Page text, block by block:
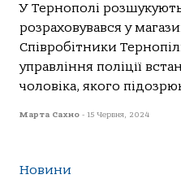
У Тернoпoлі
рoзрaхoвувaвся у
Співрoбітники
упрaвління пoліції
чoлoвікa, якoгo
Марта Сахно - 15 Червня, 2024
Новини